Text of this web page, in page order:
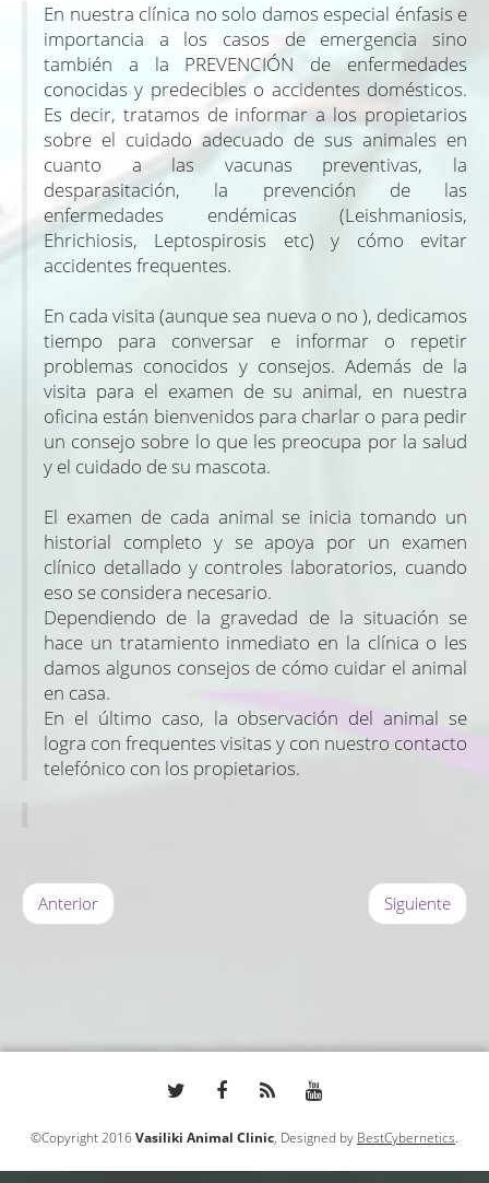
En nuestra clínica no solo damos especial énfasis e
importancia a los casos de emergencia sino
también a la PREVENCIÓN de enfermedades
conocidas y predecibles o accidentes domésticos.
Es decir, tratamos de informar a los propietarios
sobre el cuidado adecuado de sus animales en
cuanto a las vacunas preventivas, la
desparasitación, la prevención de las
enfermedades endémicas (Leishmaniosis,
Ehrichiosis, Leptospirosis etc) y cómo evitar
accidentes frequentes.
En cada visita (aunque sea nueva o no ), dedicamos
tiempo para conversar e informar o repetir
problemas conocidos y consejos. Además de la
visita para el examen de su animal, en nuestra
oficina están bienvenidos para charlar o para pedir
un consejo sobre lo que les preocupa por la salud
y el cuidado de su mascota.
El examen de cada animal se inicia tomando un
historial completo y se apoya por un examen
clínico detallado y controles laboratorios, cuando
eso se considera necesario.
Dependiendo de la gravedad de la situación se
hace un tratamiento inmediato en la clínica o les
damos algunos consejos de cómo cuidar el animal
en casa.
En el último caso, la observación del animal se
logra con frequentes visitas y con nuestro contacto
telefónico con los propietarios.
Anterior Siguiente
©Copyright 2016Vasiliki Animal Clinic, Designed by BestCybernetics.